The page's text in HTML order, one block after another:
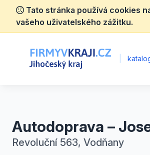
Tato stránka používá cookies
vašeho uživatelského zážitku.
Autodoprava –
Revoluční 563, Vodňany